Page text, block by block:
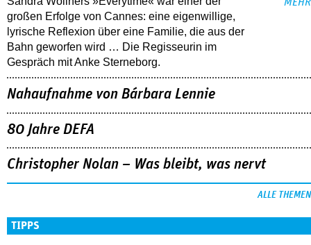
großen Erfolge von Cannes: eine eigenwillige,
lyrische Reflexion über eine ­Familie, die aus der
Bahn geworfen wird … Die Regisseurin im
Gespräch mit Anke Sterneborg.
Nahaufnahme von Bárbara Lennie
80 Jahre DEFA
Christopher Nolan – Was bleibt, was nervt
ALLE THEMEN
TIPPS